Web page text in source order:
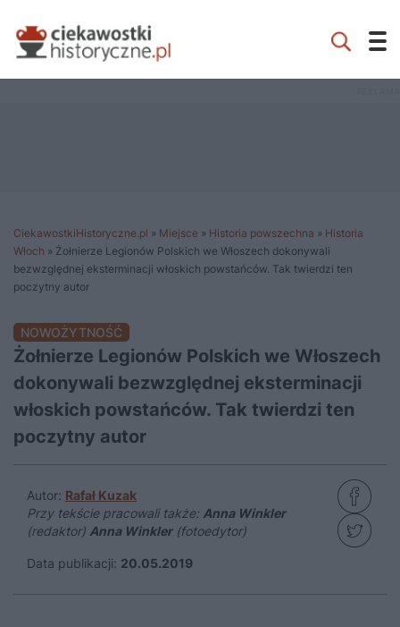
CiekawostkiHistoryczne.pl » Miejsce » Historia powszechna » Historia
Włoch » Żołnierze Legionów Polskich we Włoszech dokonywali
bezwzględnej eksterminacji włoskich powstańców. Tak twierdzi ten
poczytny autor
NOWOŻYTNOŚĆ
Żołnierze Legionów Polskich we Włoszech
dokonywali bezwzględnej eksterminacji
włoskich powstańców. Tak twierdzi ten
poczytny autor
Autor: Rafał Kuzak
Przy tekście pracowali także: Anna Winkler
(redaktor) Anna Winkler(fotoedytor)
Data publikacji: 20.05.2019